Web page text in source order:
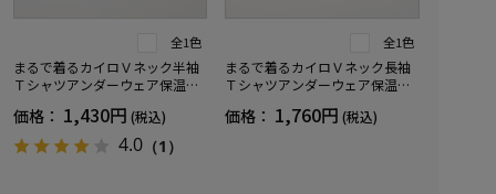
全1色
まるで着るカイロＶネック半袖
Ｔシャツアンダーウェア保温秋
価格： 1,430円 (税込)
4.0（1）
全1色
まるで着るカイロＶネック長袖
Ｔシャツアンダーウェア保温秋
価格： 1,760円 (税込)